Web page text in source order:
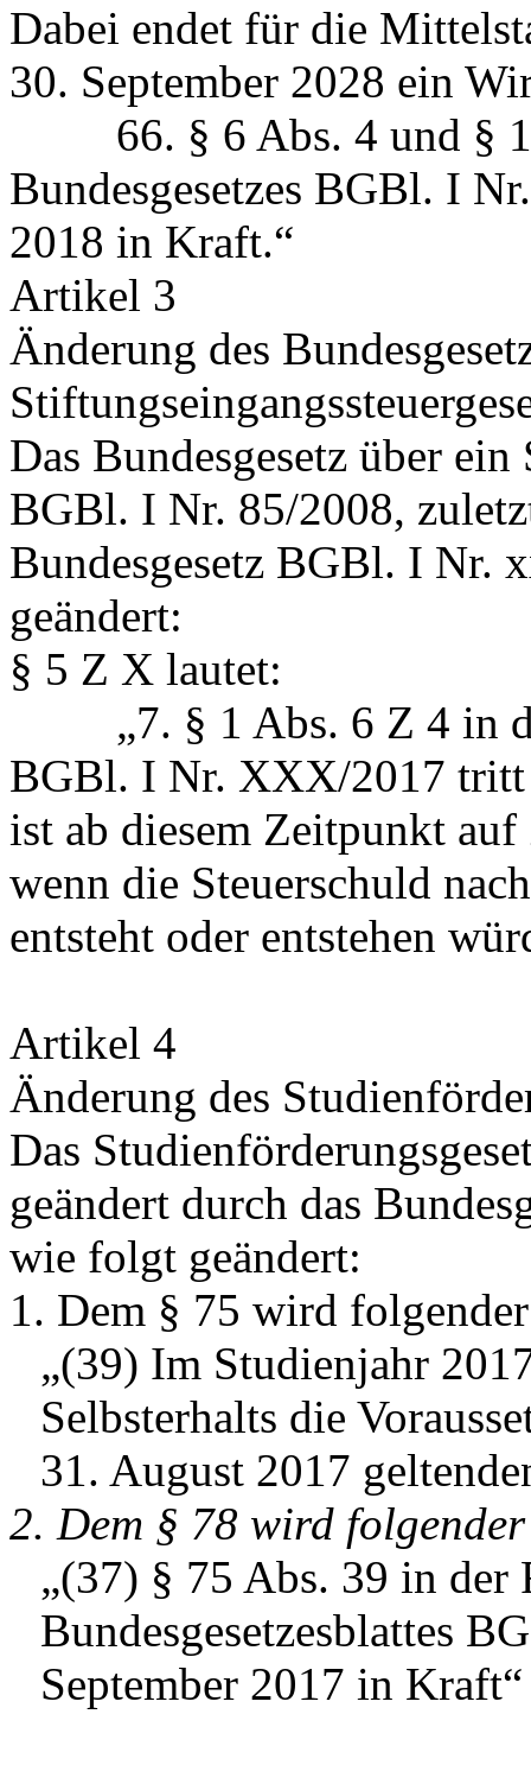
Dabei endet für die
30. September 2028 ein
66. § 6 Abs. 4 und § 13
Bundesgesetzes BGBl. I
2018 in Kraft.“
Artikel 3
Änderung des
Das Bundesgesetz über
BGBl. I Nr. 85/2008,
Bundesgesetz BGBl. I Nr.
geändert:
§ 5 Z X lautet:
„7. § 1 Abs. 6 Z 4 in der
BGBl. I Nr. XXX/2017 tritt
ist ab diesem Zeitpunkt
wenn die Steuerschuld
entsteht oder entstehen
Artikel 4
Änderung des
Das
geändert durch das
wie folgt geändert:
1. Dem § 75 wird
„(39) Im Studienjahr
Selbsterhalts die
31. August 2017
2. Dem § 78 wird
„(37) § 75 Abs. 39 in der
Bundesgesetzesblattes
September 2017 in Kraft“